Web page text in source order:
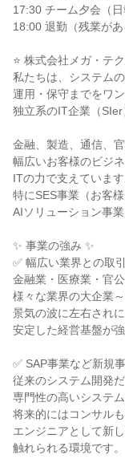
17:30 チーム夕会（日
18:00 退勤（残業が
⭐ 株式会社メガ・テ
私たちは、システム
運用・保守までをワ
独立系のIT企業（SIer
金融、製造、通信、官
幅広いお客様のビジ
ITの力で支えています
特にSES事業（お客
AIソリューション事
✨ 事業の強み ✨
✅ 幅広い業界との取
金融業・医療業・官
様々な業界の大企業
景気の波に左右され
安定した経営基盤が強
✅ SAP事業など新規
従来のシステム開発だ
専門性の高いシステム
将来的にはコンサル
エンジニアとして新
触れられる環境です。